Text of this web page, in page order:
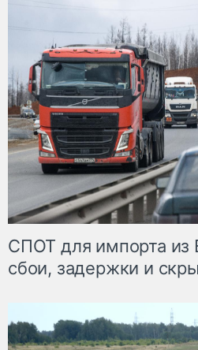
СПОТ для импорта из
сбои, задержки и